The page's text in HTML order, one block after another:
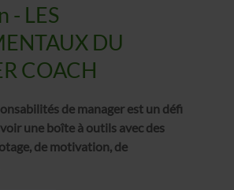
- LES
DU
COACH
de manager est un défi
une boîte à outils avec des
de motivation, de